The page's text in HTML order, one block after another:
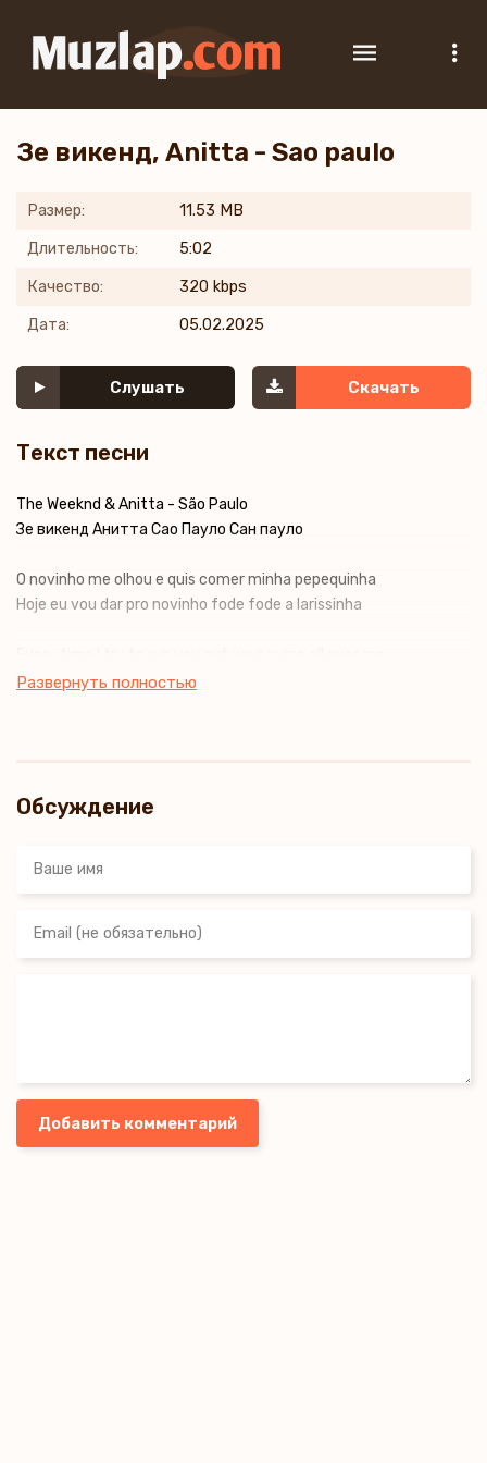
Зе викенд, Anitta - Sao paulo
Размер: 11.53 MB
Длительность: 5:02
Качество: 320 kbps
Дата: 05.02.2025
Слушать Скачать
Текст песни
The Weeknd & Anitta - São Paulo
Зе викенд Анитта Сао Пауло Сан пауло
O novinho me olhou e quis comer minha pepequinha
Hoje eu vou dar pro novinho fode fode a larissinha
I surrender at your feet baby put it all on me
Развернуть полностью
Обсуждение
Добавить комментарий